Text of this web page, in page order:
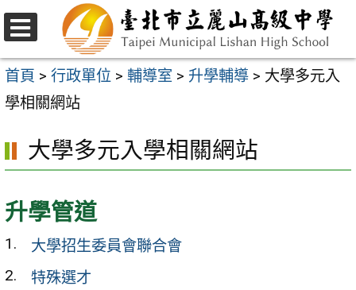
跳
至
主
要
容
區
選
單
首頁 > 行政單位 > 輔導室 > 升學輔導 > 大學多元入
學相關網站
大學多元入學相關網站
升學管道
大學招生委員會聯合會
特殊選才